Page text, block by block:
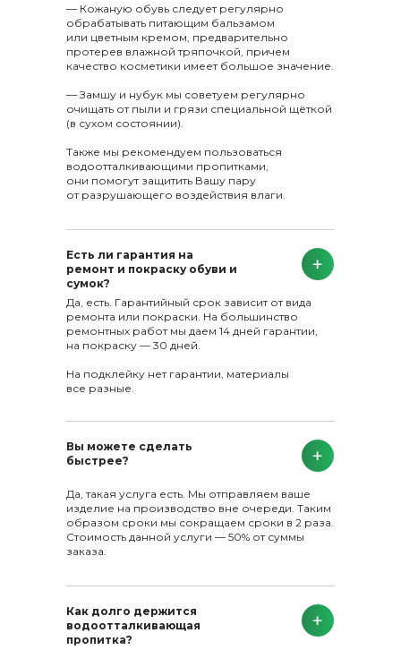
— Кожаную обувь следует регулярно
обрабатывать питающим бальзамом
или цветным кремом, предварительно
протерев влажной тряпочкой, причем
качество косметики имеет большое значение.
— Замшу и нубук мы советуем регулярно
очищать от пыли и грязи специальной щёткой
(в сухом состоянии).
Также мы рекомендуем пользоваться
водоотталкивающими пропитками,
они помогут защитить Вашу пару
от разрушающего воздействия влаги.
Есть ли гарантия на
ремонт и покраску обуви и
сумок?
Да, есть. Гарантийный срок зависит от вида
ремонта или покраски. На большинство
ремонтных работ мы даем 14 дней гарантии,
на покраску — 30 дней.
На подклейку нет гарантии, материалы
все разные.
Вы можете сделать
быстрее?
Да, такая услуга есть. Мы отправляем ваше
изделие на производство вне очереди. Таким
образом сроки мы сокращаем сроки в 2 раза.
Стоимость данной услуги — 50% от суммы
заказа.
Как долго держится
водоотталкивающая
пропитка?